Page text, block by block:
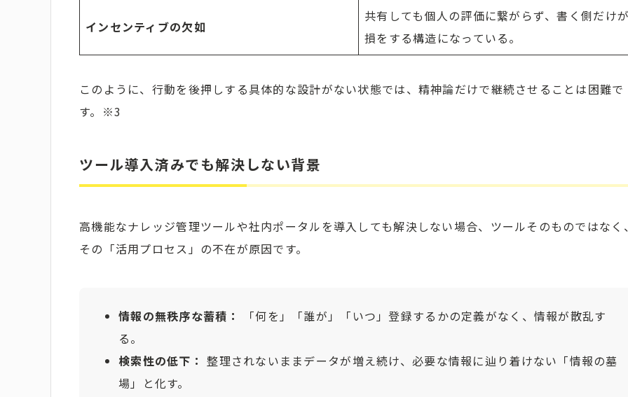
インセンティブの欠如
共有しても個人の評価に繋がらず、書く側だけ
損をする構造になっている。
このように、行動を後押しする具体的な設計がない状態では、精神論だけで継続させることは困難で
す。※3
ツール導入済みでも解決しない背景
高機能なナレッジ管理ツールや社内ポータルを導入しても解決しない場合、ツールそのものではなく
その「活用プロセス」の不在が原因です。
情報の無秩序な蓄積：
「何を」「誰が」「いつ」登録するかの定義がなく、情報が散乱す
る。
検索性の低下： 整理されないままデータが増え続け、必要な情報に辿り着けない「情報の墓
場」と化す。